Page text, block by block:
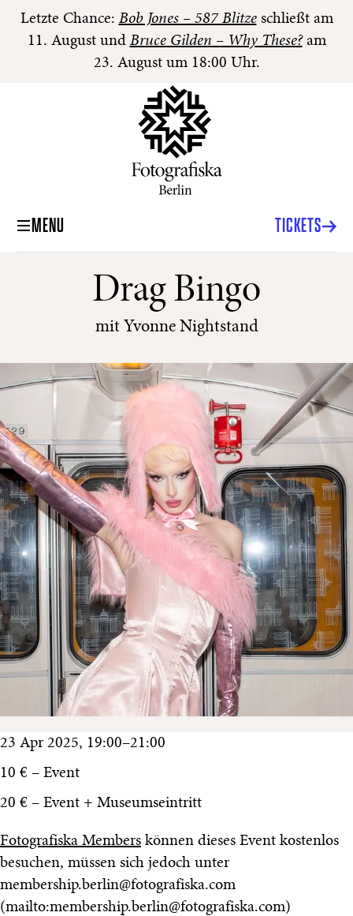
Letzte Chance: Bob Jones – 587 Blitzeschließt am
11. August und Bruce Gilden – Why These?am
23. August um 18:00 Uhr.
MENU TICKETS
Drag Bingo
mit Yvonne Nightstand
23 Apr 2025, 19:00–21:00
10 € – Event
20 € – Event + Museumseintritt
Fotografiska Members können dieses Event kostenlos
besuchen, müssen sich jedoch unter
membership.berlin@fotografiska.com
(mailto:membership.berlin@fotografiska.com)